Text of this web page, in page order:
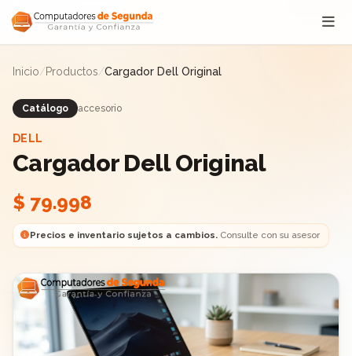
Saltar al contenido
Inicio/Productos/Cargador Dell Original
Catálogo accesorio
DELL
Cargador Dell Original
$ 79.998
Precios e inventario sujetos a cambios.Consulte con su asesor